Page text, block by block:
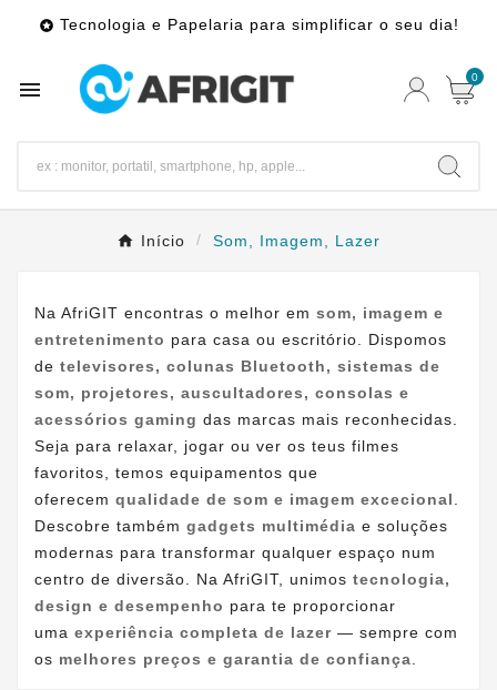
 Tecnologia e Papelaria para simplificar o seu dia!
 0
Início Som, Imagem, Lazer
Na AfriGIT encontras o melhor em som, imagem e
entretenimento para casa ou escritório. Dispomos
de televisores, colunas Bluetooth, sistemas de
som, projetores, auscultadores, consolas e
acessórios gaming das marcas mais reconhecidas.
Seja para relaxar, jogar ou ver os teus filmes
favoritos, temos equipamentos que
oferecem qualidade de som e imagem excecional
Descobre também gadgets multimédia e soluções
modernas para transformar qualquer espaço num
centro de diversão. Na AfriGIT, unimos tecnologia,
design e desempenho para te proporcionar
uma experiência completa de lazer — sempre com
os melhores preços e garantia de confiança